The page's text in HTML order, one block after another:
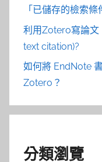
「已儲存的檢索條
利用Zotero寫論文
text citation)?
如何將 EndNote
Zotero？
分類瀏覽